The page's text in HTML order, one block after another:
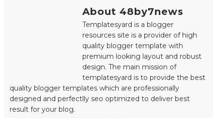
About 48by7news
Templatesyard is a blogger
resources site is a provider of high
quality blogger template with
premium looking layout and robust
design. The main mission of
templatesyard is to provide the best
quality blogger templates which are professionally
designed and perfectlly seo optimized to deliver best
result for your blog.